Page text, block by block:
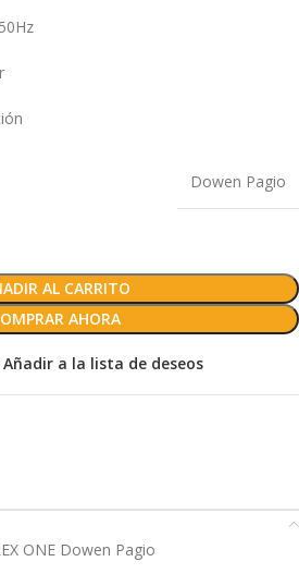
Dowen Pagio
AL CARRITO
AHORA
Añadir a la lista de deseos
ONE Dowen Pagio